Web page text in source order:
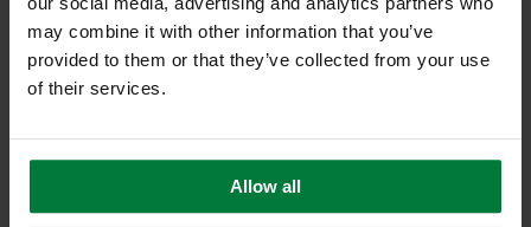
may combine it with other information that you’ve
provided to them or that they’ve collected from your use
of their services.
Allow all
ΑΓ.ΣΤ.ΧΑΙΔΑΡΙΟΥ 68, ΧΑΙΔΑΡΙ, 12461
Οδηγίες πρόσβασης